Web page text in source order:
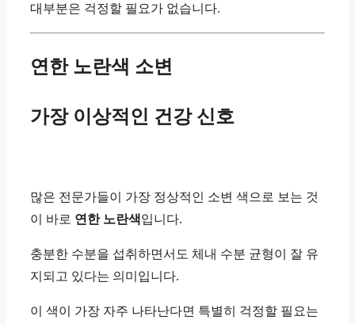
대부분은 걱정할 필요가 없습니다.
연한 노란색 소변
가장 이상적인 건강 신호
많은 전문가들이 가장 정상적인 소변 색으로 보는 것
이 바로 연한 노란색입니다.
충분한 수분을 섭취하면서도 체내 수분 균형이 잘 유
지되고 있다는 의미입니다.
이 색이 가장 자주 나타난다면 특별히 걱정할 필요는